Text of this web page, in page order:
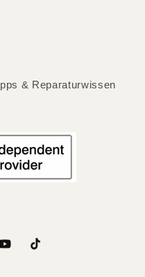
& Reparaturwissen
YouTubeTikTok